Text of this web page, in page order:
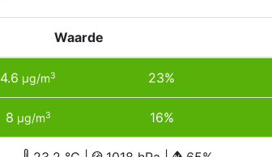
Waarde
4.6 µg/m3 23%
8 µg/m3 16%